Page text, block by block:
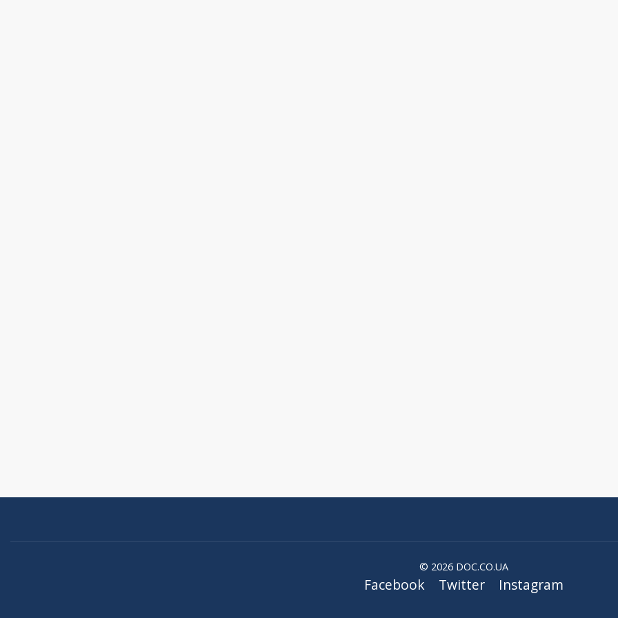
© 2026 DOC.CO.UA
Facebook Twitter Instagram